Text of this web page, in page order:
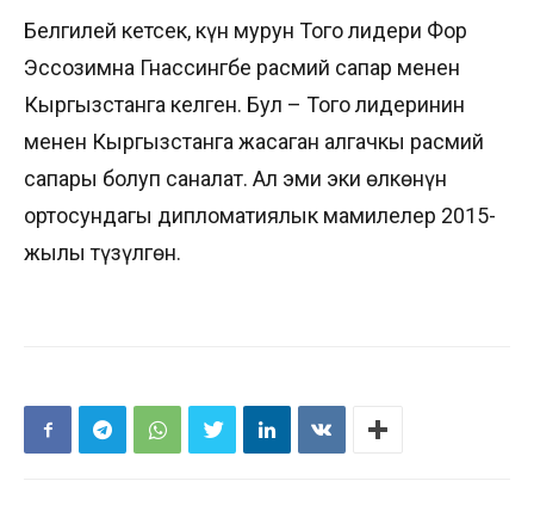
Белгилей кетсек, күн мурун Того лидери Фор
Эссозимна Гнассингбе расмий сапар менен
Кыргызстанга келген. Бул – Того лидеринин
менен Кыргызстанга жасаган алгачкы расмий
сапары болуп саналат. Ал эми эки өлкөнүн
ортосундагы дипломатиялык мамилелер 2015-
жылы түзүлгөн.